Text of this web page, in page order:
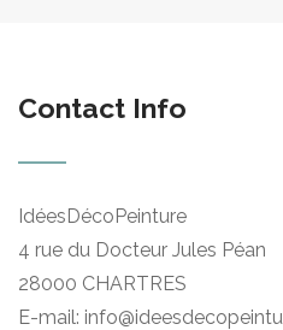
Contact Info
IdéesDécoPeinture
4 rue du Docteur Jules Péan
28000 CHARTRES
E-mail: